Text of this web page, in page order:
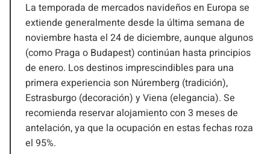
La temporada de mercados navideños en Europa se
extiende generalmente desde la última semana de
noviembre hasta el 24 de diciembre, aunque algunos
(como Praga o Budapest) continúan hasta principios
de enero. Los destinos imprescindibles para una
primera experiencia son Núremberg (tradición),
Estrasburgo (decoración) y Viena (elegancia). Se
recomienda reservar alojamiento con 3 meses de
antelación, ya que la ocupación en estas fechas roza
el 95%.